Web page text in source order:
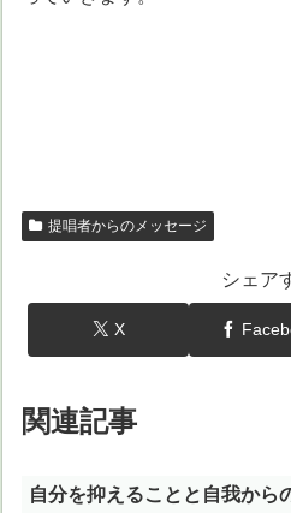
提唱者からのメッセージ
シェア
X
関連記事
自分を抑えることと自我から